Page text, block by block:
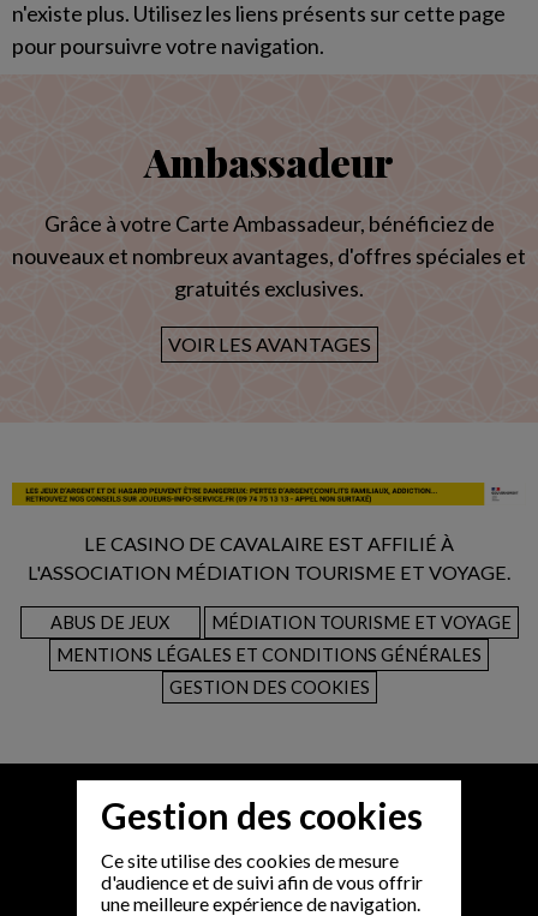
n'existe plus. Utilisez les liens présents sur cette page
pour poursuivre votre navigation.
Ambassadeur
Grâce à votre Carte Ambassadeur, bénéficiez de
nouveaux et nombreux avantages, d'offres spéciales et
gratuités exclusives.
VOIR LES AVANTAGES
LE CASINO DE CAVALAIRE EST AFFILIÉ À
L'ASSOCIATION MÉDIATION TOURISME ET VOYAGE.
ABUS DE JEUX
MÉDIATION TOURISME ET VOYAGE
MENTIONS LÉGALES ET CONDITIONS GÉNÉRALES
GESTION DES COOKIES
Gestion des cookies
Ce site utilise des cookies de mesure
d'audience et de suivi afin de vous offrir
une meilleure expérience de navigation.